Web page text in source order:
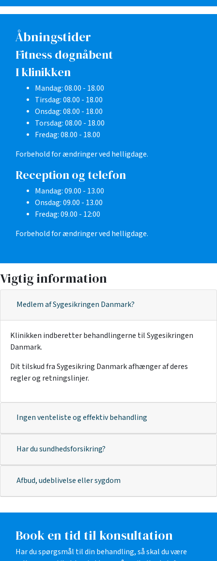
Åbningstider
Fitness døgnåbent
I klinikken
Mandag:08.00 - 18.00
Tirsdag:08.00 - 18.00
Onsdag:08.00 - 18.00
Torsdag:08.00 - 18.00
Fredag:08.00 - 18.00
Forbehold for ændringer ved helligdage.
Reception og telefon
Mandag:09.00 - 13.00
Onsdag:09.00 - 13.00
Fredag:09.00 - 12:00
Forbehold for ændringer ved helligdage.
Vigtig information
Medlem af Sygesikringen Danmark?
Klinikken indberetter behandlingerne til Sygesikringen
Danmark.
Dit tilskud fra Sygesikring Danmark afhænger af deres
regler og retningslinjer.
Ingen venteliste og effektiv behandling
Har du sundhedsforsikring?
Afbud, udeblivelse eller sygdom
Book en tid til konsultation
Har du spørgsmål til din behandling, så skal du være